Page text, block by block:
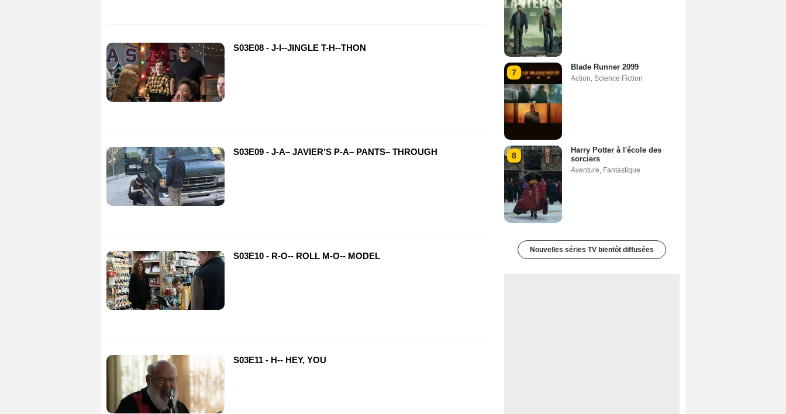
S03E08 - J-I--JINGLE T-H--THON
S03E09 - J-A– JAVIER’S P-A– PANTS– THROUGH
S03E10 - R-O-- ROLL M-O-- MODEL
S03E11 - H-- HEY, YOU
7
Blade Runner 2099
Action Science Fiction
8
Harry Potter à l'école des
sorciers
Aventure Fantastique
Nouvelles séries TV bientôt diffusées